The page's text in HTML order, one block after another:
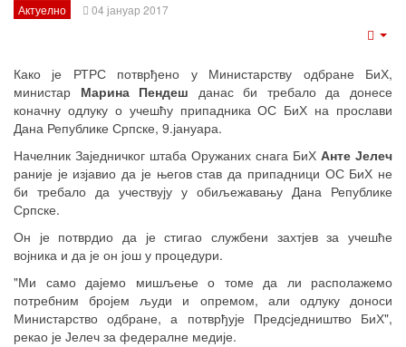
Актуелно 04 јануар 2017
Како је РТРС потврђено у Министарству одбране БиХ,
министар Марина Пендеш данас би требало да донесе
коначну одлуку о учешћу припадника ОС БиХ на прослави
Дана Републике Српске, 9.јануара.
Начелник Заједничког штаба Оружаних снага БиХ Анте Јелеч
раније је изјавио да је његов став да припадници ОС БиХ не
би требало да учествују у обиљежавању Дана Републике
Српске.
Он је потврдио да је стигао службени захтјев за учешће
војника и да је он још у процедури.
"Ми само дајемо мишљење о томе да ли располажемо
потребним бројем људи и опремом, али одлуку доноси
Министарство одбране, а потврђује Предсједништво БиХ",
рекао је Јелеч за федералне медије.